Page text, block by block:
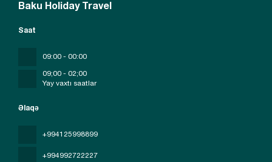
Baku Holiday Travel
Əlaqə
+994125998899
+994992722227
Saat
09:00 - 00:00
09;00 - 02;00
Yay vaxtı saatlar